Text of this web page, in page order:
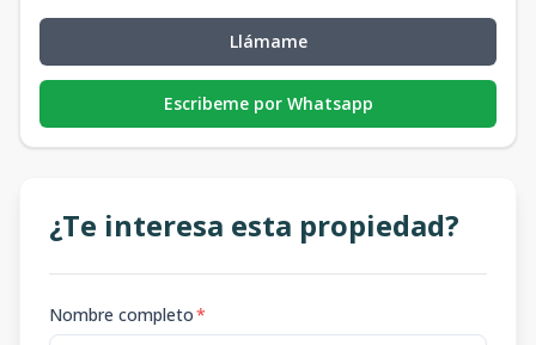
Llámame
Escribeme por Whatsapp
¿Te interesa esta propiedad?
Nombre completo*